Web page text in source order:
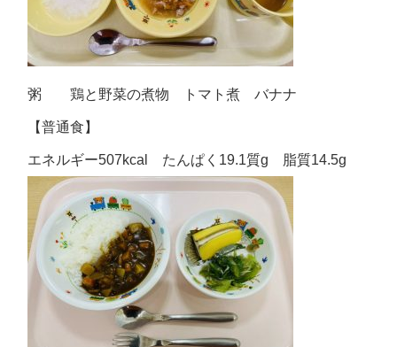
粥 鶏と野菜の煮物 トマト煮 バナナ
【普通食】
エネルギー507kcal たんぱく19.1質g 脂質14.5g